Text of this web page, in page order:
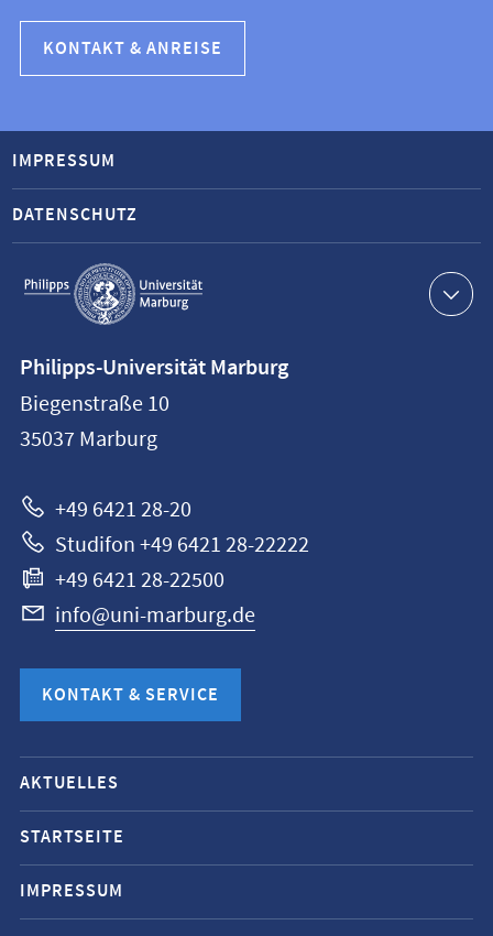
KONTAKT & ANREISE
Service-
Navigation
IMPRESSUM
DATENSCHUTZ
Philipps-
Universität
Marburg
Philipps-Universität Marburg
Biegenstraße 10
35037 Marburg
+49 6421 28-20
Studifon +49 6421 28-22222
+49 6421 28-22500
info@uni-marburg.de
KONTAKT & SERVICE
Mobile-
Service-
Navigation
und
Social
AKTUELLES
STARTSEITE
IMPRESSUM